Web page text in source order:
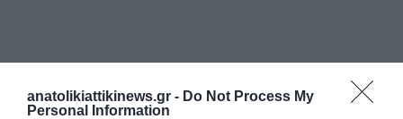
anatolikiattikinews.gr - Do Not Process My
Personal Information